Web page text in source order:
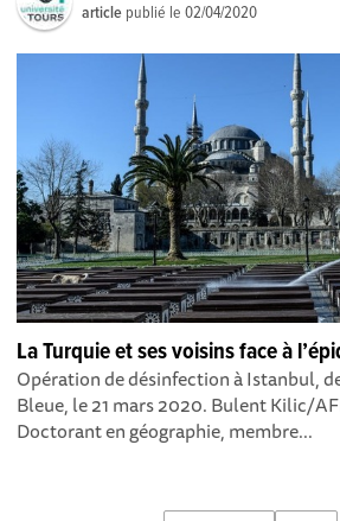
article publié le02/04/2020
La Turquie et ses voisins face à
Opération de désinfection à Istanbul,
Bleue, le 21 mars 2020. Bulent Kilic/
Doctorant en géographie, membre...